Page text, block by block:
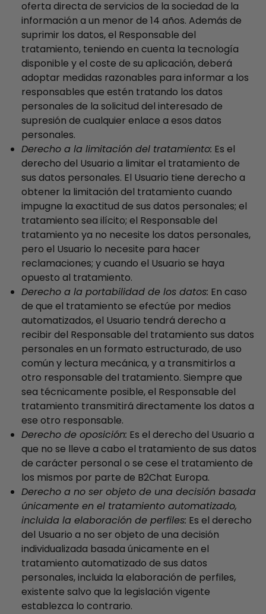
oferta directa de servicios de la sociedad de la
información a un menor de 14 años. Además de
suprimir los datos, el Responsable del
tratamiento, teniendo en cuenta la tecnología
disponible y el coste de su aplicación, deberá
adoptar medidas razonables para informar a los
responsables que estén tratando los datos
personales de la solicitud del interesado de
supresión de cualquier enlace a esos datos
personales.
Derecho a la limitación del tratamiento: Es el
derecho del Usuario a limitar el tratamiento de
sus datos personales. El Usuario tiene derecho a
obtener la limitación del tratamiento cuando
impugne la exactitud de sus datos personales; el
tratamiento sea ilícito; el Responsable del
tratamiento ya no necesite los datos personales,
pero el Usuario lo necesite para hacer
reclamaciones; y cuando el Usuario se haya
opuesto al tratamiento.
Derecho a la portabilidad de los datos: En caso
de que el tratamiento se efectúe por medios
automatizados, el Usuario tendrá derecho a
recibir del Responsable del tratamiento sus datos
personales en un formato estructurado, de uso
común y lectura mecánica, y a transmitirlos a
otro responsable del tratamiento. Siempre que
sea técnicamente posible, el Responsable del
tratamiento transmitirá directamente los datos a
ese otro responsable.
Derecho de oposición: Es el derecho del Usuario a
que no se lleve a cabo el tratamiento de sus datos
de carácter personal o se cese el tratamiento de
los mismos por parte de B2Chat Europa.
Derecho a no ser objeto de una decisión basada
únicamente en el tratamiento automatizado,
incluida la elaboración de perfiles: Es el derecho
del Usuario a no ser objeto de una decisión
individualizada basada únicamente en el
tratamiento automatizado de sus datos
personales, incluida la elaboración de perfiles,
existente salvo que la legislación vigente
establezca lo contrario.